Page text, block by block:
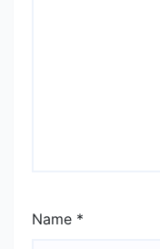
Name *